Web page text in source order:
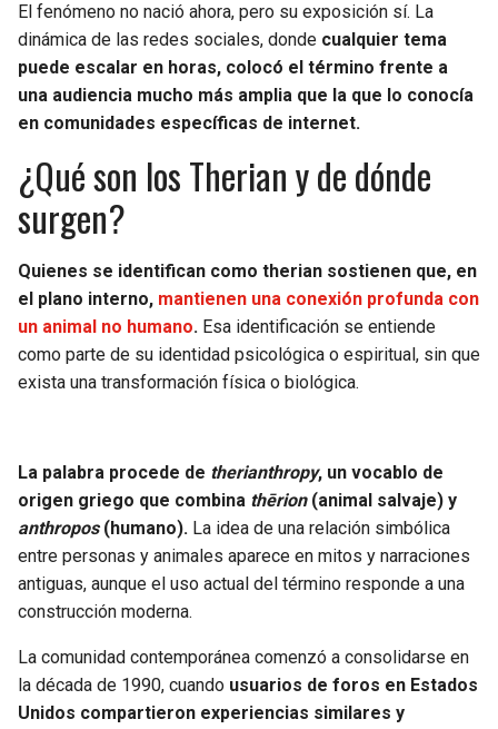
El fenómeno no nació ahora, pero su exposición sí. La
dinámica de las redes sociales, donde cualquier tema
puede escalar en horas, colocó el término frente a
una audiencia mucho más amplia que la que lo conocía
en comunidades específicas de internet.
¿Qué son los Therian y de dónde
surgen?
Quienes se identifican como therian sostienen que, en
el plano interno, mantienen una conexión profunda con
un animal no humano. Esa identificación se entiende
como parte de su identidad psicológica o espiritual, sin que
exista una transformación física o biológica.
La palabra procede de therianthropy, un vocablo de
origen griego que combina thērion(animal salvaje) y
anthropos(humano). La idea de una relación simbólica
entre personas y animales aparece en mitos y narraciones
antiguas, aunque el uso actual del término responde a una
construcción moderna.
La comunidad contemporánea comenzó a consolidarse en
la década de 1990, cuando usuarios de foros en Estados
Unidos compartieron experiencias similares y